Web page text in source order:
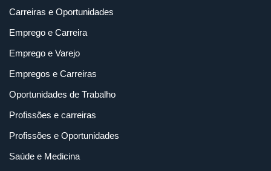
Carreiras e Oportunidades
Emprego e Carreira
Emprego e Varejo
Empregos e Carreiras
Oportunidades de Trabalho
Profissões e carreiras
Profissões e Oportunidades
Saúde e Medicina